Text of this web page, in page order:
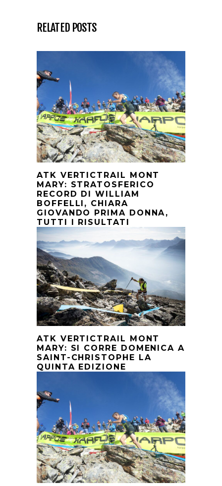
RELATED POSTS
ATK VERTICTRAIL MONT
MARY: STRATOSFERICO
RECORD DI WILLIAM
BOFFELLI, CHIARA
GIOVANDO PRIMA DONNA,
TUTTI I RISULTATI
ATK VERTICTRAIL MONT
MARY: SI CORRE DOMENICA A
SAINT-CHRISTOPHE LA
QUINTA EDIZIONE